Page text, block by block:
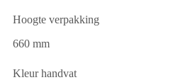
Hoogte verpakking
660 mm
Kleur handvat